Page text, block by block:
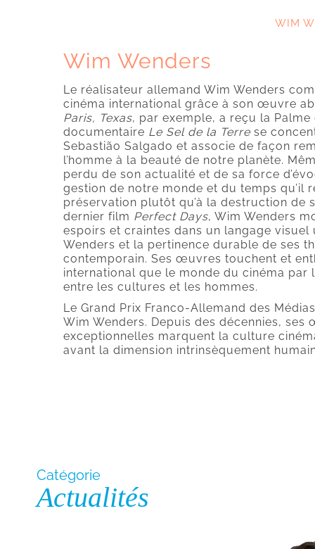
WIM
Wim Wenders
Le réalisateur allemand Wim Wenders
cinéma international grâce à son œuvre
Paris, Texas, par exemple, a reçu la Palme
documentaire Le Sel de la Terre se
Sebastião Salgado et associe de façon
l’homme à la beauté de notre planète.
perdu de son actualité et de sa force
gestion de notre monde et du temps qu’il
préservation plutôt qu’à la destruction de
dernier film Perfect Days, Wim Wenders
espoirs et craintes dans un langage
Wenders et la pertinence durable de ses
contemporain. Ses œuvres touchent et
international que le monde du cinéma par
entre les cultures et les hommes.
Le Grand Prix Franco-Allemand des
Wim Wenders. Depuis des décennies,
exceptionnelles marquent la culture
avant la dimension intrinsèquement
Catégorie
Actualités